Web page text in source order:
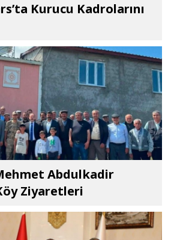
Kurucu Kadrolarını
Abdulkadir
Ziyaretleri